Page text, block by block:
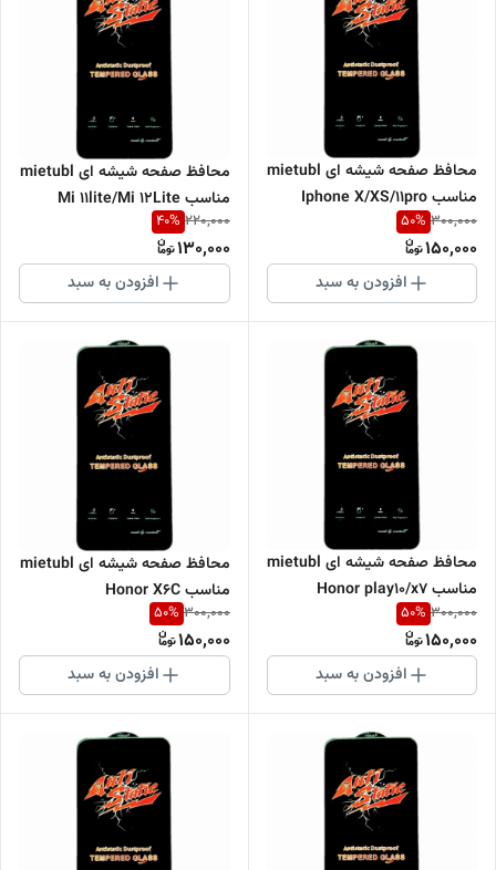
محافظ صفحه شیشه ای mietubl
مناسب Iphone X/XS/11pro
300,000
50%
150,000
افزودن به سبد
محافظ صفحه شیشه ای mietubl
مناسب Mi 11lite/Mi 12Lite
220,000
40%
130,000
افزودن به سبد
محافظ صفحه شیشه ای mietubl
مناسب Honor play10/x7
4G/X7A/X5C/X5c Plus
300,000
50%
150,000
افزودن به سبد
محافظ صفحه شیشه ای mietubl
مناسب Honor X6C
300,000
50%
150,000
افزودن به سبد